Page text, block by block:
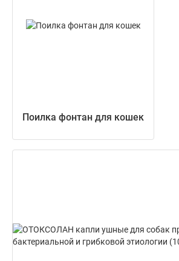
Поилка фонтан для кошек